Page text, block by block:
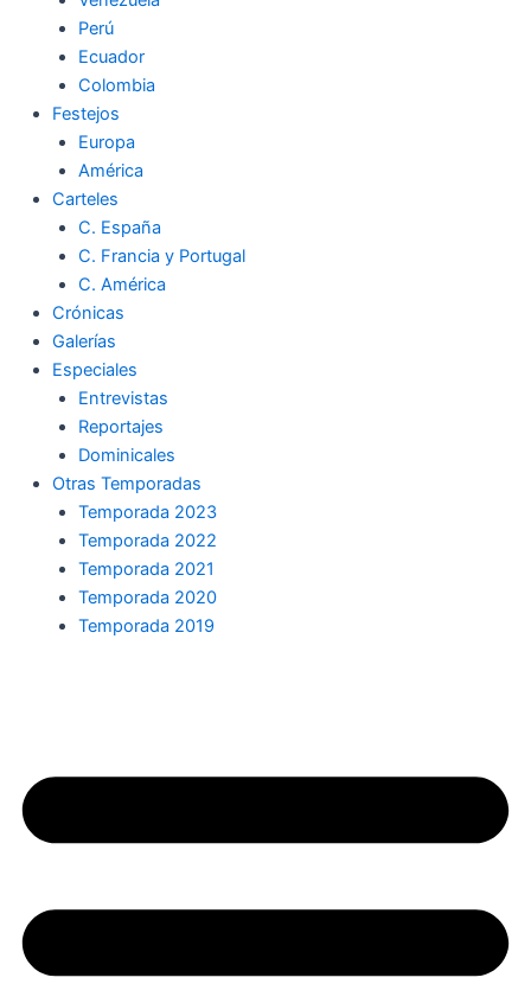
Perú
Ecuador
Colombia
Festejos
Europa
América
Carteles
C. España
C. Francia y Portugal
C. América
Crónicas
Galerías
Especiales
Entrevistas
Reportajes
Dominicales
Otras Temporadas
Temporada 2023
Temporada 2022
Temporada 2021
Temporada 2020
Temporada 2019